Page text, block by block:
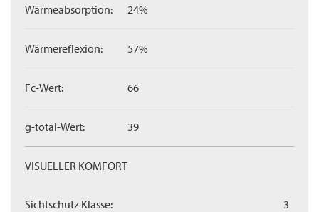
Wärmeabsorption: 24%
Wärmereflexion: 57%
Fc-Wert: 66
g-total-Wert: 39
VISUELLER KOMFORT
Sichtschutz Klasse: 3